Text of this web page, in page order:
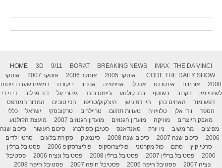
HOME 3D 9/11 BORAT BREAKING NEWS IMAX
THE DA VINCI
CODE THE DAILY SHOW אוסקר 2005 אוסקר 2006 אוסקר 2007
אוסקר
2008
אורחים אינטרנט אנג לי אנימציה ארכיון ביקורת
במאים שעברו ניתוח
לשינוי מין
בקרוב בשוטף בתי קולנוע ג'יימס בונד גיבורי על דוד פרלוב
די.וי.די
דפש מוד
האחים כהן היי דפינישן היצ'קוק/טריפו הכי טובים
המדור המודפס
הספד
וודי אלן טלוויזיה טעויות תרגום טריילרים טרקובסקי ישראל
כללי
מאבק היוצרים
מוזיקה מועדון הגנוזים מועדון הגנוזים 2007
מועצת הקולנוע
מפיצים
מר משיב ניו יורק סאנדאנס סטיבן ספילברג סיכום העשור
סיכום שנה
2006
סיכום שנה 2007 סיכום שנה 2008 סינמטק סקירת בלוגים
סרטי ילדים
סרטי קיץ
סתם פול מקרטני פוליצרוסקופ פוליצרסקופ 2006
פסטיבל ברלין
2006
פסטיבל ברלין 2007 פסטיבל ברלין 2008 פסטיבל ונציה 2006
פסטיבל
ונציה 2007
פסטיבל חיפה 2006 פסטיבל חיפה 2007 פסטיבל חיפה 2008